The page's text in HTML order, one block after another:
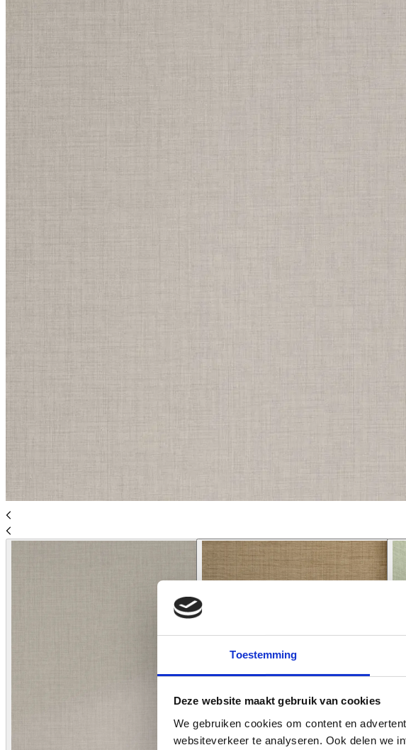
Toestemming
Deze website maakt gebruik van cookies
We gebruiken cookies om content en
websiteverkeer te analyseren. Ook delen we